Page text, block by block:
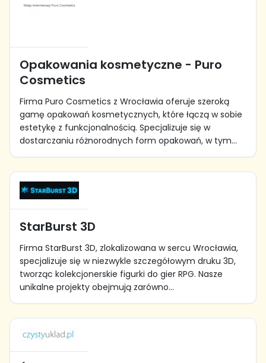
Opakowania kosmetyczne - Puro
Cosmetics
Firma Puro Cosmetics z Wrocławia oferuje szeroką
gamę opakowań kosmetycznych, które łączą w sobie
estetykę z funkcjonalnością. Specjalizuje się w
dostarczaniu różnorodnych form opakowań, w tym...
StarBurst 3D
Firma StarBurst 3D, zlokalizowana w sercu Wrocławia,
specjalizuje się w niezwykle szczegółowym druku 3D,
tworząc kolekcjonerskie figurki do gier RPG. Nasze
unikalne projekty obejmują zarówno...